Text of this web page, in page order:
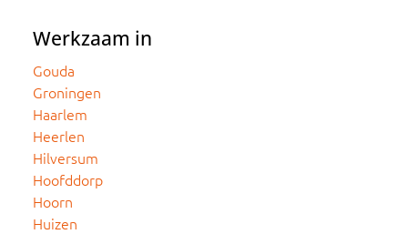
Werkzaam in
Gouda
Groningen
Haarlem
Heerlen
Hilversum
Hoofddorp
Hoorn
Huizen